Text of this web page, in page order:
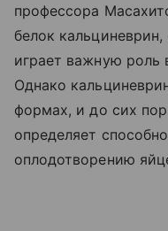
профессора
белок
играет важную роль
Однако
формах, и до сих
определяет
оплодотворению